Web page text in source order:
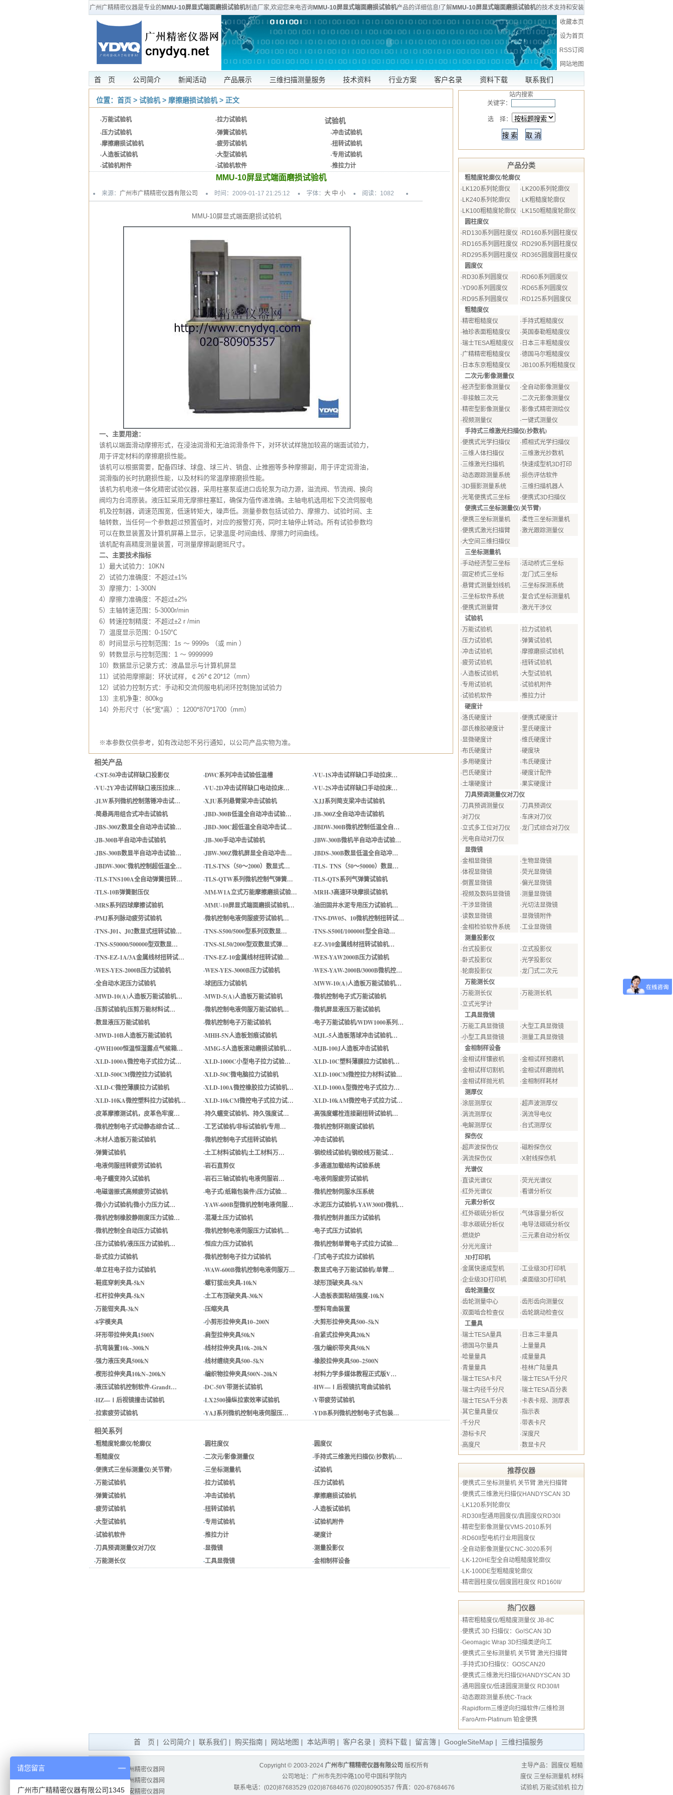
广州广精精密仪器是专业的 MMU-10屏显式端面磨损试验机制造厂家,欢迎您来电咨询MMU-10屏显式端面磨损试验机产品的详细信息!了解MMU-10屏显式端面磨损试验机的技术支持和安装
维修等服务。服务专线:020-80905357
收藏本页
设为首页
RSS订阅
网站地图
首 页 公司简介 新闻活动 产品展示 三维扫描测量服务 技术资料 行业方案 客户名录 资料下载 联系我们
位置： 首页 > 试验机> 摩擦磨损试验机> 正文
试验机
·万能试验机 ·拉力试验机
·压力试验机 ·弹簧试验机 ·冲击试验机
·摩擦磨损试验机 ·疲劳试验机 ·扭转试验机
·人造板试验机 ·大型试验机 ·专用试验机
·试验机附件 ·试验机软件 ·推拉力计
MMU-10屏显式端面磨损试验机
来源： 广州市广精精密仪器有限公司 时间：2009-01-17 21:25:12 字体： 大 中 小 阅读： 1082
MMU-10屏显式端面磨损试验机
一、主要用途：
该机以端面滑动摩擦形式，在浸油润滑和无油润滑条件下，对环状试样施加较高的端面试验力，
用于评定材料的摩擦磨损性能。
该机可以根据需要，配备四球、球盘、球三片、销盘、止推圈等多种摩擦副，用于评定润滑油，
润滑脂的长时抗磨损性能，以及材料的常温摩擦磨损性能。
该机为机电液一体化精密试验仪器，采用柱塞泵或进口齿轮泵为动力源，溢流阀、节流阀、换向
阀均为台湾原装。液压缸采用无摩擦柱塞缸，确保为值传递准确。主轴电机选用松下交流伺服电
机及控制器，调速范围宽，低速转矩大，噪声低。测量参数包括试验力、摩擦力、试验时间、主
轴转数，当任何一个参数超过预置值时，对应的报警灯亮，同时主轴停止转动。所有试验参数均
可以在数显装置及计算机屏幕上显示，记录温度-时间曲线、摩擦力时间曲线。
该机配有高精度测量装置，可测量摩擦副磨斑尺寸。
二、主要技术指标
1）最大试验力：10KN
2）试验力准确度：不超过±1%
3）摩擦力：1-300N
4）摩擦力准确度：不超过±2%
5）主轴转速范围：5-3000r/min
6）转速控制精度：不超过±2 r /min
7）温度显示范围：0-150℃
8）时间显示与控制范围：1s ～ 9999s （或 min ）
9）转数显示与控制范围：1 ～ 9999999
10）数据显示记录方式：液晶显示与计算机屏显
11）试验用摩擦副：环状试样，￠26*￠20*12（mm）
12）试验力控制方式：手动和交流伺服电机闭环控制施加试验力
13）主机净重：800kg
14）外形尺寸（长*宽*高）：1200*870*1700（mm）
※本参数仅供参考，如有改动恕不另行通知，以公司产品实物为准。
相关产品
·CST-50冲击试样缺口投影仪 ·DWC系列冲击试验低温槽 ·VU-1S冲击试样缺口手动拉床…
·VU-2Y冲击试样缺口液压拉床… ·VU-2D冲击试样缺口电动拉床… ·VU-2S冲击试样缺口手动拉床…
·JLW系列微机控制落锤冲击试… ·XJU系列悬臂梁冲击试验机 ·XJJ系列简支梁冲击试验机
·简悬两用组合式冲击试验机 ·JBD-300B低温全自动冲击试验… ·JB-300Z全自动冲击试验机
·JBS-300Z数显全自动冲击试验… ·JBD-300C超低温全自动冲击试… ·JBDW-300B微机控制低温全自…
·JB-300B半自动冲击试验机 ·JB-300手动冲击试验机 ·JBW-300B微机半自动冲击试验…
·JBS-300B数显半自动冲击试验… ·JBW-300Z微机屏显全自动冲击… ·JBDS-300B数显低温全自动冲…
·JBDW-300C微机控制超低温全… ·TLS-TNS（50～2000）数显式… ·TLS- TNS（50～50000）数显…
·TLS-TNS100A全自动弹簧扭转… ·TLS-QTW系列微机控制气弹簧… ·TLS-QTS系列气弹簧试验机
·TLS-10B弹簧耐压仪 ·MM-W1A立式万能摩擦磨损试验… ·MRH-3高速环块摩损试验机
·MRS系列四球摩擦试验机 ·MMU-10屏显式端面磨损试验机… ·油田固井水泥专用压力试验机…
·PMJ系列脉动疲劳试验机 ·微机控制电液伺服疲劳试验机… ·TNS-DW05、10微机控制扭转试…
·TNS-J01、J02数显式扭转试验… ·TNS-S500/5000型系列双数显… ·TNS-S500I/100000I型全自动…
·TNS-S50000/500000型双数显… ·TNS-SL50/2000型双数显式弹… ·EZ-3/10金属线材扭转试验机…
·TNS-EZ-1A/3A金属线材扭转试… ·TNS-EZ-10金属线材扭转试验… ·WES-YAW2000B压力试验机
·WES-YES-2000B压力试验机 ·WES-YES-3000B压力试验机 ·WES-YAW-2000B/3000B微机控…
·全自动水泥压力试验机 ·球团压力试验机 ·MWW-10(A)人造板万能试验机…
·MWD-10(A)人造板万能试验机… ·MWD-5(A)人造板万能试验机 ·微机控制电子式万能试验机
·压剪试验机|压剪万能材料试… ·微机控制电液伺服万能试验机… ·微机屏显液压万能试验机
·数显液压万能试验机 ·微机控制电子万能试验机 ·电子万能试验机/WDW1000系列…
·MWD-10B人造板万能试验机 ·MHH-5N人造板划痕试验机 ·MJL-5人造板落球冲击试验机…
·QWH1000恒温恒湿露点气候箱… ·MMG-5人造板滚动磨损试验机… ·MJB-100J人造板冲击试验机
·XLD-1000A微控电子式拉力试… ·XLD-1000C小型电子拉力试验… ·XLD-10C塑料薄膜拉力试验机…
·XLD-500CM微控拉力试验机 ·XLD-50C微电脑拉力试验机 ·XLD-100CM微控拉力材料试验…
·XLD-C微控薄膜拉力试验机 ·XLD-100A微控橡胶拉力试验机… ·XLD-1000A型微控电子式拉力…
·XLD-10KA微控塑料拉力试验机… ·XLD-10kCM微控电子式拉力试… ·XLD-10kAM微控电子式拉力试…
·皮革摩擦测试机，皮革色牢度… ·持久蠕变试验机、持久强度试… ·高强度螺栓连接副扭转试验机…
·微机控制电子式动静态综合试… ·工艺试验机/非标试验机/专用… ·微机控制环刚度试验机
·木材人造板万能试验机 ·微机控制电子式扭转试验机 ·冲击试验机
·弹簧试验机 ·土工材料试验机|土工材料万… ·钢绞线试验机|钢绞线万能试…
·电液伺服扭转疲劳试验机 ·岩石直剪仪 ·多通道加载结构试验系统
·电子蠕变持久试验机 ·岩石三轴试验机|电液伺服岩… ·电液伺服疲劳试验机
·电磁谐振式高频疲劳试验机 ·电子式(纸箱包装件)压力试验… ·微机控制伺服水压系统
·微小力试验机|微小力压力试… ·YAW-600B型微机控制电液伺服… ·水泥压力试验机-YAW300D微机…
·微机控制橡胶静刚度压力试验… ·混凝土压力试验机 ·微机控制井盖压力试验机
·微机控制全自动压力试验机 ·微机控制电液伺服压力试验机… ·电子式压力试验机
·压力试验机/液压压力试验机… ·恒应力压力试验机 ·微机控制单臂电子式拉力试验…
·卧式拉力试验机 ·微机控制电子拉力试验机 ·门式电子式拉力试验机
·单立柱电子拉力试验机 ·WAW-600B微机控制电液伺服万… ·数显式电子万能试验机(单臂…
·鞋底穿刺夹具-5kN ·螺钉拔出夹具-10kN ·球形顶破夹具-5kN
·杠杆拉伸夹具-5kN ·土工布顶破夹具-30kN ·人造板表面粘结强度-10kN
·万能钳夹具-3kN ·压缩夹具 ·塑料弯曲装置
·8字模夹具 ·小剪形拉伸夹具10~200N ·大剪形拉伸夹具500~5kN
·环形带拉伸夹具1500N ·肩型拉伸夹具50kN ·自紧式拉伸夹具20kN
·抗弯装置10k~300kN ·线材拉伸夹具10k~20kN ·强力编织带夹具50kN
·强力液压夹具500kN ·线材缠绕夹具500~5kN ·橡胶拉伸夹具500~2500N
·楔形拉伸夹具10kN~200kN ·编织物拉伸夹具500N~20kN ·材料力学多媒体教程正式版V…
·液压试验机控制软件-Grandt… ·DC-50V带测长试验机 ·HW—Ⅰ后视镜抗弯曲试验机
·HZ—Ⅰ后视镜撞击试验机 ·LX2500操纵拉索效率试验机 ·V带疲劳试验机
·拉索疲劳试验机 ·YAJ系列微机控制电液伺服压… ·YDB系列微机控制电子式包装…
相关系列
·粗糙度轮廓仪/轮廓仪 ·圆柱度仪 ·圆度仪
·粗糙度仪 ·二次元/影像测量仪 ·手持式三维激光扫描仪(抄数机)…
·便携式三坐标测量仪(关节臂) ·三坐标测量机 ·试验机
·万能试验机 ·拉力试验机 ·压力试验机
·弹簧试验机 ·冲击试验机 ·摩擦磨损试验机
·疲劳试验机 ·扭转试验机 ·人造板试验机
·大型试验机 ·专用试验机 ·试验机附件
·试验机软件 ·推拉力计 ·硬度计
·刀具预调测量仪对刀仪 ·显微镜 ·测量投影仪
·万能测长仪 ·工具显微镜 ·金相制样设备
站内搜索
关键字：
选 择：
产品分类
粗糙度轮廓仪/轮廓仪
· LK120系列轮廓仪 · LK200系列轮廓仪
· LK240系列轮廓仪 · LK粗糙度轮廓仪
· LK100粗糙度轮廓仪 · LK150粗糙度轮廓仪
圆柱度仪
· RD130系列圆柱度仪 · RD160系列圆柱度仪
· RD165系列圆柱度仪 · RD290系列圆柱度仪
· RD295系列圆柱度仪 · RD365圆度圆柱度仪
圆度仪
· RD30系列圆度仪 · RD60系列圆度仪
·YD90系列圆度仪 · RD65系列圆度仪
· RD95系列圆度仪 · RD125系列圆度仪
粗糙度仪
·精密粗糙度仪 ·手持式粗糙度仪
·袖珍表面粗糙度仪 ·英国泰勒粗糙度仪
·瑞士TESA粗糙度仪 · 日本三丰粗糙度仪
·广精精密粗糙度仪 ·德国马尔粗糙度仪
· 日本东京粗糙度仪 ·JB100系列粗糙度仪
二次元/影像测量仪
·经济型影像测量仪 ·全自动影像测量仪
·非接触三次元 ·二次元影像测量仪
·精密型影像测量仪 ·影像式精密测绘仪
·视频测量仪 ·一键式测量仪
手持式三维激光扫描仪(抄数机)
·便携式光学扫描仪 ·照相式光学扫描仪
·三维人体扫描仪 ·三维激光抄数机
·三维激光扫描机 ·快速成型机3D打印
·动态跟踪测量系统 ·损伤评估软件
·3D摄影测量系统 ·三维扫描机器人
·光笔便携式三坐标 ·便携式3D扫描仪
便携式三坐标测量仪(关节臂)
·便携三坐标测量机 ·柔性三坐标测量机
·便携式激光扫描臂 ·激光跟踪测量仪
·大空间三维扫描仪
三坐标测量机
·手动经济型三坐标 ·活动桥式三坐标
· 固定桥式三坐标 ·龙门式三坐标
·悬臂式测量划线机 ·三坐标探测系统
·三坐标软件系统 ·复合式坐标测量机
·便携式测量臂 ·激光干涉仪
试验机
·万能试验机 ·拉力试验机
·压力试验机 ·弹簧试验机
·冲击试验机 ·摩擦磨损试验机
·疲劳试验机 ·扭转试验机
·人造板试验机 ·大型试验机
·专用试验机 ·试验机附件
·试验机软件 ·推拉力计
硬度计
·洛氏硬度计 ·便携式硬度计
·邵氏橡胶硬度计 ·里氏硬度计
·显微硬度计 ·维氏硬度计
·布氏硬度计 ·硬度块
·多用硬度计 ·韦氏硬度计
· 巴氏硬度计 ·硬度计配件
·土壤硬度计 ·果实硬度计
刀具预调测量仪对刀仪
·刀具预调测量仪 ·刀具预调仪
·对刀仪 ·车床对刀仪
·立式多工位对刀仪 ·龙门式综合对刀仪
·光电自动对刀仪
显微镜
·金相显微镜 ·生物显微镜
·体视显微镜 ·荧光显微镜
·倒置显微镜 ·偏光显微镜
·视频及数码显微镜 ·测量显微镜
·干涉显微镜 ·光切法显微镜
·读数显微镜 ·显微镜附件
·金相检验软件系统 ·工业显微镜
测量投影仪
·台式投影仪 ·立式投影仪
· 卧式投影仪 ·光学投影仪
·轮廓投影仪 ·龙门式二次元
万能测长仪
·万能测长仪 ·万能测长机
·立式光学计
工具显微镜
·万能工具显微镜 ·大型工具显微镜
·小型工具显微镜 ·测量工具显微镜
金相制样设备
·金相试样镶嵌机 ·金相试样预磨机
·金相试样切割机 ·金相试样磨抛机
·金相试样抛光机 ·金相制样耗材
测厚仪
·涂层测厚仪 ·超声波测厚仪
·涡流测厚仪 ·涡流导电仪
·电解测厚仪 ·台式测厚仪
探伤仪
·超声波探伤仪 ·磁粉探伤仪
·涡流探伤仪 ·X射线探伤机
光谱仪
· 直读光谱仪 ·荧光光谱仪
·红外光谱仪 ·看谱分析仪
元素分析仪
·红外碳硫分析仪 ·气体容量分析仪
·非水碳硫分析仪 ·电导法碳硫分析仪
·燃烧炉 ·三元素自动分析仪
·分光光度计
3D打印机
·金属快速成型机 ·工业级3D打印机
·企业级3D打印机 ·桌面级3D打印机
齿轮测量仪
·齿轮测量中心 ·齿形齿向测量仪
·双面啮合检查仪 ·齿轮跳动检查仪
工量具
·瑞士TESA量具 · 日本三丰量具
·德国马尔量具 ·上量量具
·哈量量具 ·成量量具
·青量量具 ·桂林广陆量具
·瑞士TESA卡尺 ·瑞士TESA千分尺
·瑞士内径千分尺 ·瑞士TESA百分表
·瑞士TESA千分表 ·卡表卡规、测厚表
·其它量具量仪 ·指示表
·千分尺 ·带表卡尺
·游标卡尺 ·深度尺
·高度尺 ·数显卡尺
推荐仪器
·便携式三坐标测量机 关节臂 激光扫描臂
·便携式三维激光扫描仪HANDYSCAN 3D
· LK120系列轮廓仪
· RD30II型通用圆度仪/真圆度仪RD30I
·精密型影像测量仪VMS-2010系列
· RD60II型电机行业用圆度仪
·全自动影像测量仪CNC-3020系列
· LK-120HE型全自动粗糙度轮廓仪
· LK-100DE型粗糙度轮廓仪
·精密圆柱度仪/圆度圆柱度仪 RD160II/
热门仪器
·精密粗糙度仪/粗糙度测量仪 JB-8C
·便携式 3D 扫描仪：Go!SCAN 3D
·Geomagic Wrap 3D扫描类逆向工
·便携式三坐标测量机 关节臂 激光扫描臂
·手持式3D扫描仪：GOSCAN20
·便携式三维激光扫描仪HANDYSCAN 3D
·通用圆度仪/低速圆度测量仪 RD30II/I
·动态跟踪测量系统C-Track
· Rapidform三维逆向扫描软件/三维检测
· FaroArm-Platinum 铂金便携
首 页 | 公司简介 | 联系我们 | 购买指南 | 网站地图 | 本站声明 | 客户名录 | 资料下载 | 留言簿 | GoogleSiteMap | 三维扫描服务
相关站点：广州精密仪器网
试验仪器网广州精密仪器网
测绘仪器网西安精密仪器网
Copyright © 2003-2024 广州市广精精密仪器有限公司 版权所有
公司地址：广州市先烈中路100号中国科学院内
联系电话：(020)87683529 (020)87684676 (020)80905357 传真：020-87684676
主导产品： 圆度仪 粗糙
度仪 三坐标测量机 材料
试验机 万能试验机 拉力
请您留言
广州市广精精密仪器有限公司1345